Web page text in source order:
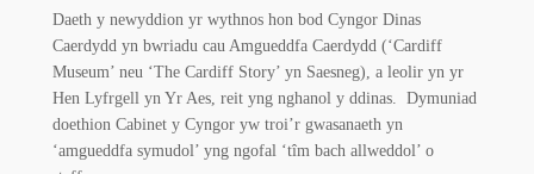
Daeth y newyddion yr wythnos hon bod Cyngor Dinas
Caerdydd yn bwriadu cau Amgueddfa Caerdydd (‘Cardiff
Museum’ neu ‘The Cardiff Story’ yn Saesneg), a leolir yn yr
Hen Lyfrgell yn Yr Aes, reit yng nghanol y ddinas. Dymuniad
doethion Cabinet y Cyngor yw troi’r gwasanaeth yn
‘amgueddfa symudol’ yng ngofal ‘tîm bach allweddol’ o